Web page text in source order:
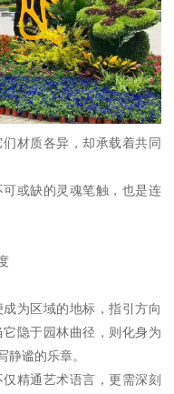
材质各异，却承载着共同
或缺的灵魂笔触，也是连
为区域的地标，指引方向
隐于园林曲径，则化身为
静谧的乐章。
精通艺术语言，更需深刻